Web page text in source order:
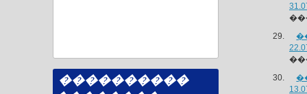
����������